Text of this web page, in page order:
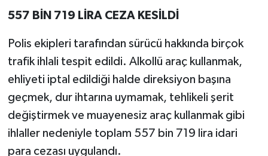
557 BİN 719 LİRA CEZA KESİLDİ
Polis ekipleri tarafından sürücü hakkında birçok
trafik ihlali tespit edildi. Alkollü araç kullanmak,
ehliyeti iptal edildiği halde direksiyon başına
geçmek, dur ihtarına uymamak, tehlikeli şerit
değiştirmek ve muayenesiz araç kullanmak gibi
ihlaller nedeniyle toplam 557 bin 719 lira idari
para cezası uygulandı.